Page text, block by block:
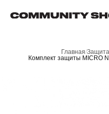
Главная/Защита
Комплект защиты MICRO